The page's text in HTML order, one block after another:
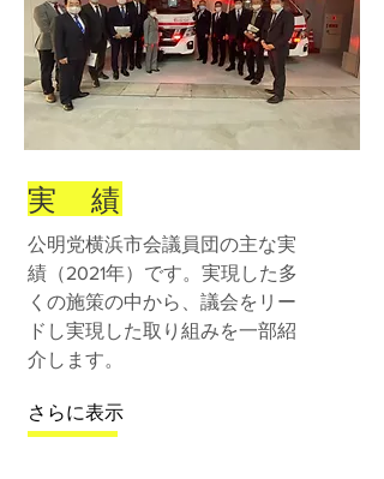
実 績
公明党横浜市会議員団の主な実
績（2021年）です。実現した多
くの施策の中から、議会をリー
ドし実現した取り組みを一部紹
介します。
さらに表示